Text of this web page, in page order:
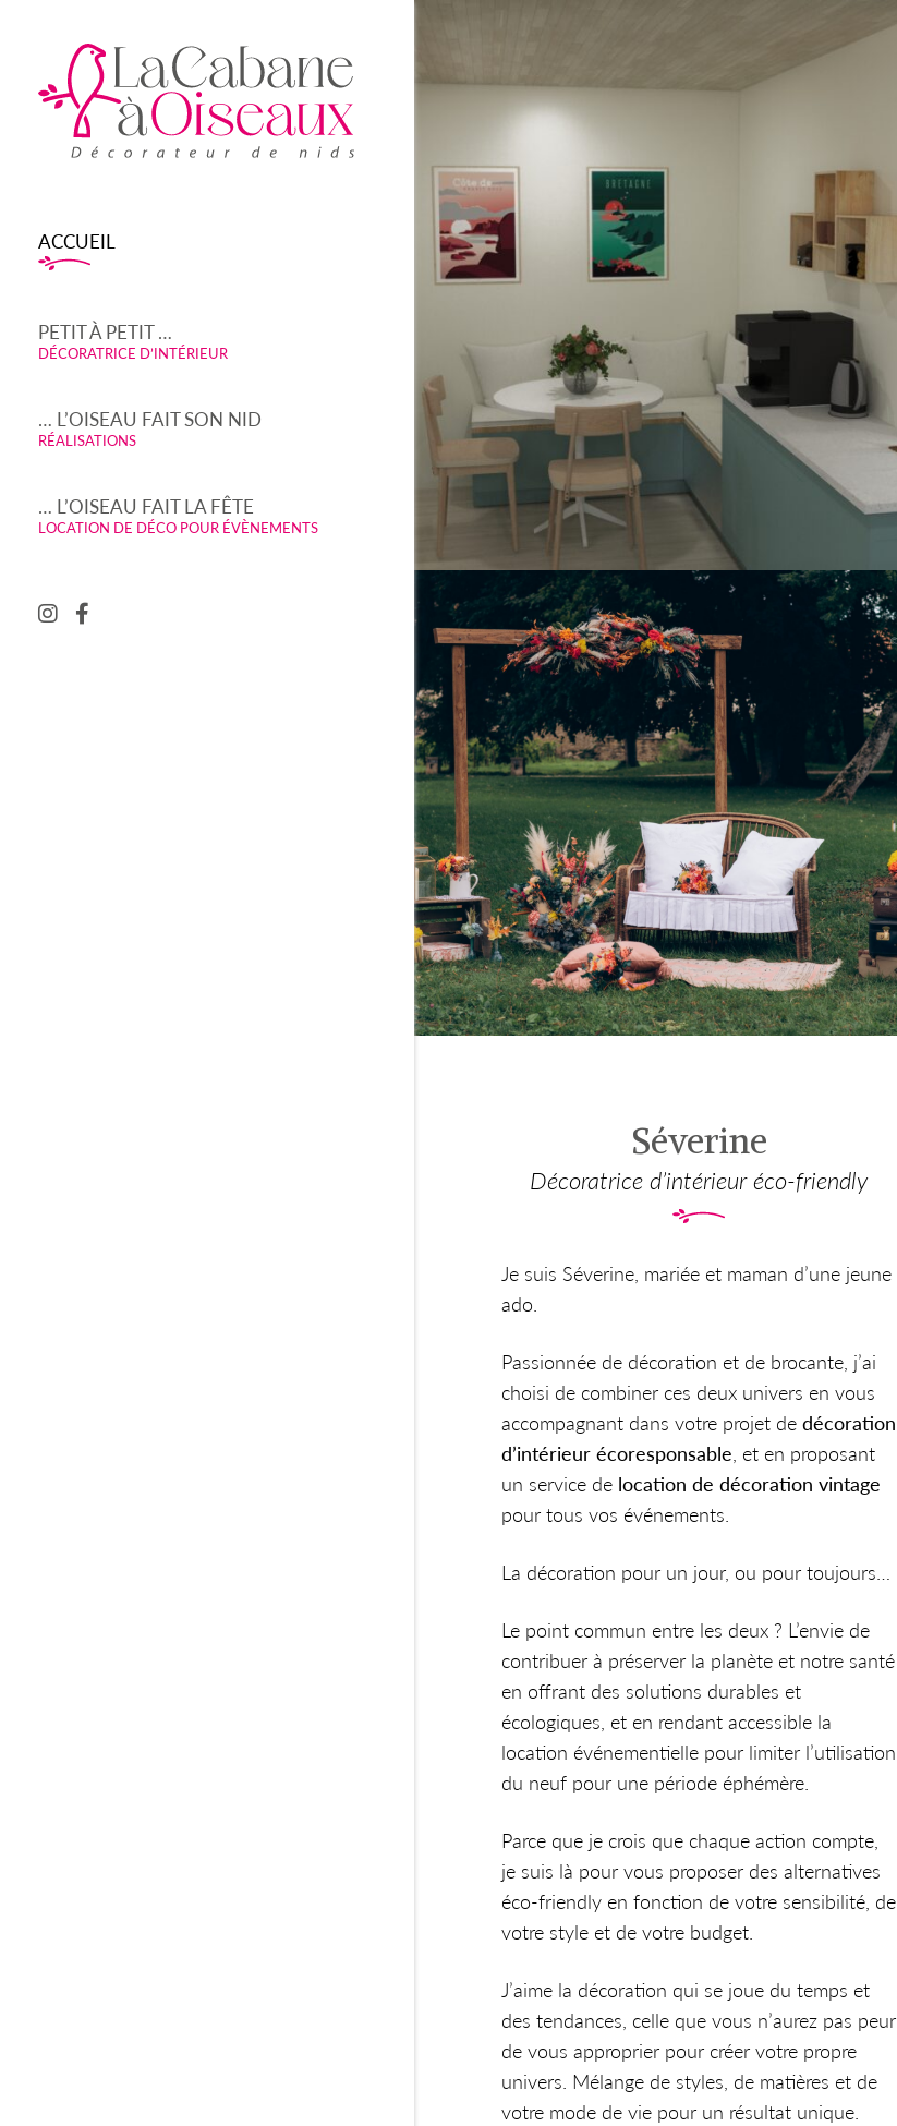
ACCUEIL
PETIT À PETIT …
DÉCORATRICE D’INTÉRIEUR
… L’OISEAU FAIT SON NID
RÉALISATIONS
… L’OISEAU FAIT LA FÊTE
LOCATION DE DÉCO POUR ÉVÈNEMENTS
Séverine
Décoratrice d’intérieur éco-friendly
Je suis Séverine, mariée et maman d’une jeune
ado.
Passionnée de décoration et de brocante, j’ai
choisi de combiner ces deux univers en vous
accompagnant dans votre projet de décoration
d’intérieur écoresponsable, et en proposant
un service de location de décoration vintage
pour tous vos événements.
La décoration pour un jour, ou pour toujours…
Le point commun entre les deux ? L’envie de
contribuer à préserver la planète et notre santé
en offrant des solutions durables et
écologiques, et en rendant accessible la
location événementielle pour limiter l’utilisation
du neuf pour une période éphémère.
Parce que je crois que chaque action compte,
je suis là pour vous proposer des alternatives
éco-friendly en fonction de votre sensibilité, de
votre style et de votre budget.
J’aime la décoration qui se joue du temps et
des tendances, celle que vous n’aurez pas peur
de vous approprier pour créer votre propre
univers. Mélange de styles, de matières et de
votre mode de vie pour un résultat unique.